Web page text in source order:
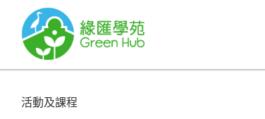
活動及課程